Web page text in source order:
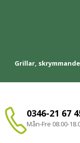
Grillar,
0346-21 67
Mån-Fre 08.00-